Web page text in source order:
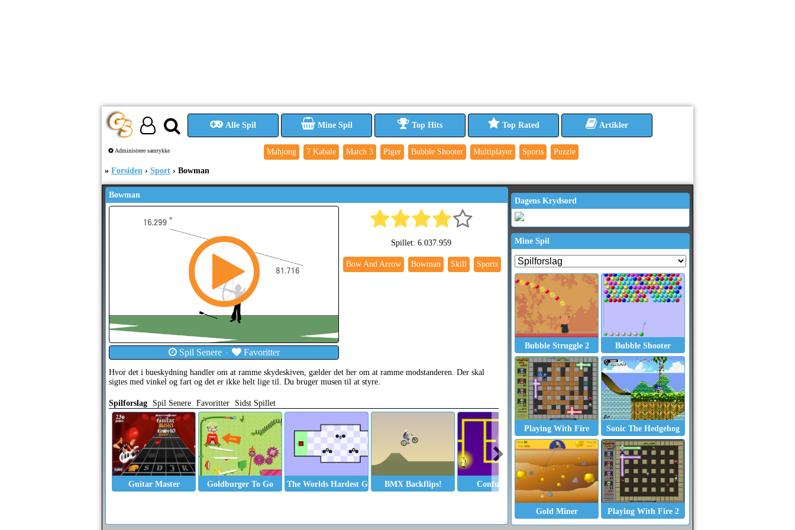
Administrere samtykke
Alle Spil Mine Spil Top Hits Top Rated Artikler
Mahjong 7 Kabale Match 3 Piger Bubble Shooter Multiplayer Sports Puzzle
Forsiden Sport Bowman
Bowman
Spil Senere · Favoritter
Spillet: 6.037.959
Bow And Arrow Bowman Skill Sports
Hvor det i bueskydning handler om at ramme skydeskiven, gælder det her om at ramme modstanderen. Der skal
sigtes med vinkel og fart og det er ikke helt lige til. Du bruger musen til at styre.
Spilforslag Spil Senere Favoritter Sidst Spillet
Guitar Master Goldburger To Go The Worlds Hardest Game 2BMX Backflips! Confuse Box Play For Your Club Iso-infected
Dagens Krydsord
Mine Spil
Bubble Struggle 2 Bubble Shooter
Playing With Fire Sonic The Hedgehog
Gold Miner Playing With Fire 2